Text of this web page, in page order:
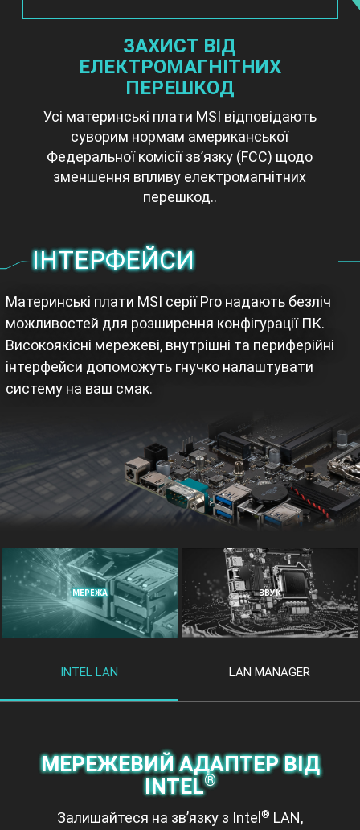
ЗАХИСТ ВІД
ЕЛЕКТРОМАГНІТНИХ
ПЕРЕШКОД
Усі материнські плати MSI відповідають
суворим нормам американської
Федеральної комісії зв’язку (FCC) щодо
зменшення впливу електромагнітних
перешкод..
ІНТЕРФЕЙСИ
Материнські плати MSI серії Pro надають безліч
можливостей для розширення конфігурації ПК.
Високоякісні мережеві, внутрішні та периферійні
інтерфейси допоможуть гнучко налаштувати
систему на ваш смак.
МЕРЕЖА ЗВУК
INTEL LAN LAN MANAGER
МЕРЕЖЕВИЙ АДАПТЕР ВІД
INTEL®
Залишайтеся на зв’язку з Intel ® LAN,